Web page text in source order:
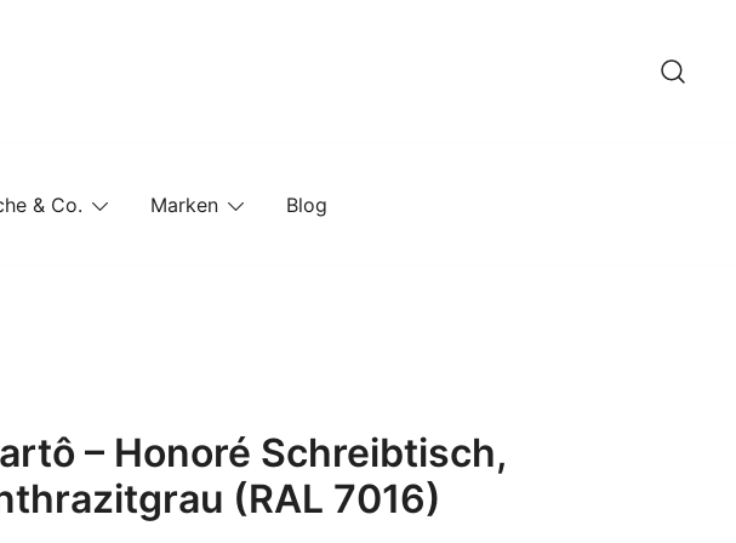
& Co. Marken Blog
– Honoré Schreibtisch,
(RAL 7016)